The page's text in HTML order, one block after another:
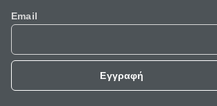
Email
Εγγραφή